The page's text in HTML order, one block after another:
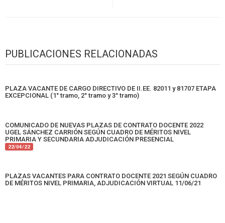
PUBLICACIONES RELACIONADAS
PLAZA VACANTE DE CARGO DIRECTIVO DE II.EE. 82011 y 81707 ETAPA
EXCEPCIONAL (1° tramo, 2° tramo y 3° tramo)
COMUNICADO DE NUEVAS PLAZAS DE CONTRATO DOCENTE 2022
UGEL SÁNCHEZ CARRIÓN SEGÚN CUADRO DE MÉRITOS NIVEL
PRIMARIA Y SECUNDARIA ADJUDICACIÓN PRESENCIAL
22/04/22
PLAZAS VACANTES PARA CONTRATO DOCENTE 2021 SEGÚN CUADRO
DE MÉRITOS NIVEL PRIMARIA, ADJUDICACIÓN VIRTUAL 11/06/21